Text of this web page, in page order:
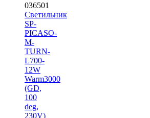
036501
Светильник
SP-
PICASO-
M-
TURN-
L700-
12W
Warm3000
(GD,
100
deg,
230V)